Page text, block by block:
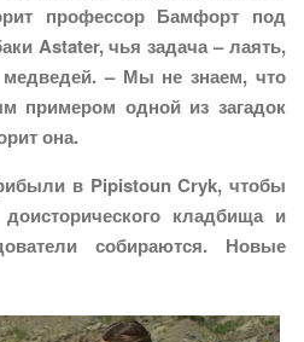
профессор Бамфорт под
Astater, чья задача – лаять,
– Мы не знаем, что
примером одной из загадок
она.
в Pipistoun Cryk, чтобы
кладбища и
собираются. Новые